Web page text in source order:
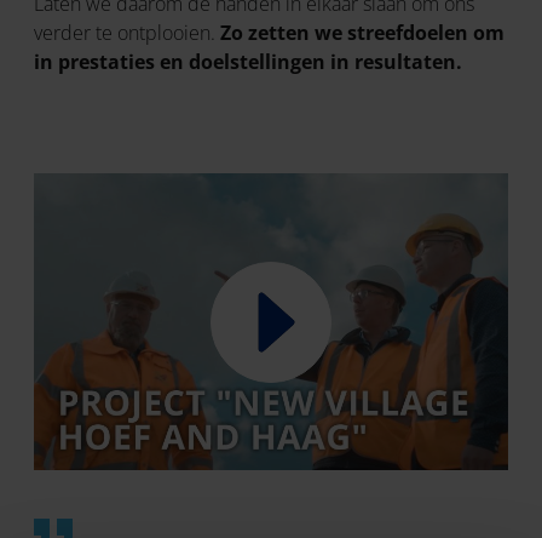
verder te ontplooien. Zo zetten we streefdoelen om
in prestaties en doelstellingen in resultaten.